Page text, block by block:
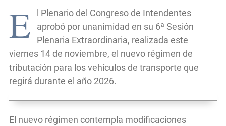
E
l Plenario del Congreso de Intendentes
aprobó por unanimidad en su 6ª Sesión
Plenaria Extraordinaria, realizada este
viernes 14 de noviembre, el nuevo régimen de
tributación para los vehículos de transporte que
regirá durante el año 2026.
El nuevo régimen contempla modificaciones